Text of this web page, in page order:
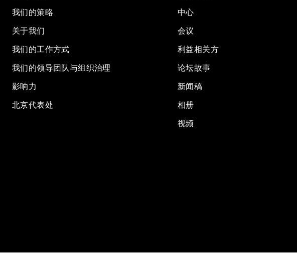
我们的策略
关于我们
我们的工作方式
我们的领导团队与组织治理
影响力
北京代表处
中心
会议
利益相关方
论坛故事
新闻稿
相册
视频